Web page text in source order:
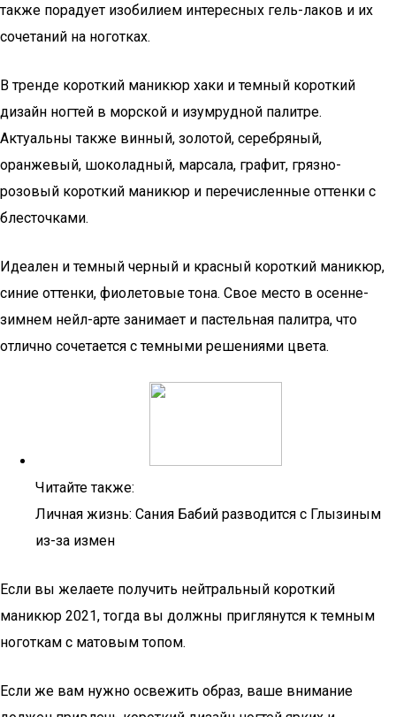
также порадует изобилием интересных гель-лаков и их
сочетаний на ноготках.
В тренде короткий маникюр хаки и темный короткий
дизайн ногтей в морской и изумрудной палитре.
Актуальны также винный, золотой, серебряный,
оранжевый, шоколадный, марсала, графит, грязно-
розовый короткий маникюр и перечисленные оттенки с
блесточками.
Идеален и темный черный и красный короткий маникюр,
синие оттенки, фиолетовые тона. Свое место в осенне-
зимнем нейл-арте занимает и пастельная палитра, что
отлично сочетается с темными решениями цвета.
Читайте также:
Личная жизнь: Сания Бабий разводится с Глызиным
из-за измен
Если вы желаете получить нейтральный короткий
маникюр 2021, тогда вы должны приглянутся к темным
ноготкам с матовым топом.
Если же вам нужно освежить образ, ваше внимание